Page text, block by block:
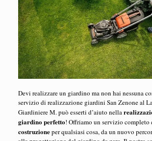
Devi realizzare un giardino ma non hai nessuna
servizio di realizzazione giardini San Zenone al
Giardiniere M. può esserti d’aiuto nella
giardino perfetto! Offriamo un servizio completo
costruzioneper qualsiasi cosa, da un nuovo